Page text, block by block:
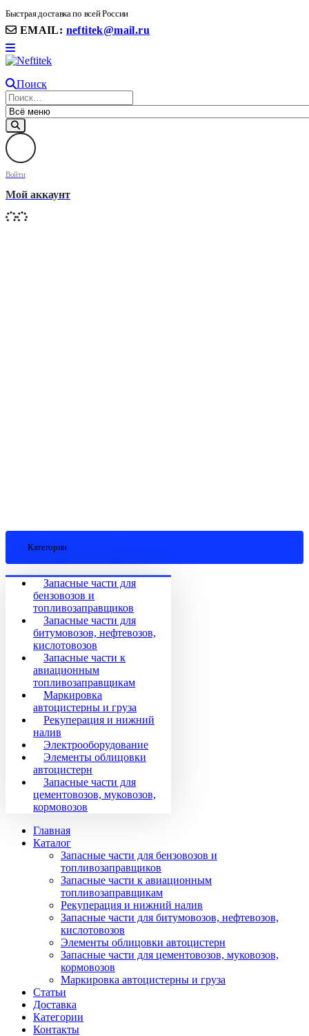
Быстрая доставка по всей России
EMAIL: neftitek@mail.ru
Поиск
Войти
Мой аккаунт
Категории
Запасные части для
бензовозов и
топливозаправщиков
Запасные части для
битумовозов, нефтевозов,
кислотовозов
Запасные части к
авиационным
топливозаправщикам
Маркировка
автоцистерны и груза
Рекуперация и нижний
налив
Электрооборудование
Элементы облицовки
автоцистерн
Запасные части для
цементовозов, муковозов,
кормовозов
Главная
Каталог
Запасные части для бензовозов и
топливозаправщиков
Запасные части к авиационным
топливозаправщикам
Рекуперация и нижний налив
Запасные части для битумовозов, нефтевозов,
кислотовозов
Элементы облицовки автоцистерн
Запасные части для цементовозов, муковозов,
кормовозов
Маркировка автоцистерны и груза
Статьи
Доставка
Категории
Контакты
8(906) 399 11 22 | 8(905)367-58-58